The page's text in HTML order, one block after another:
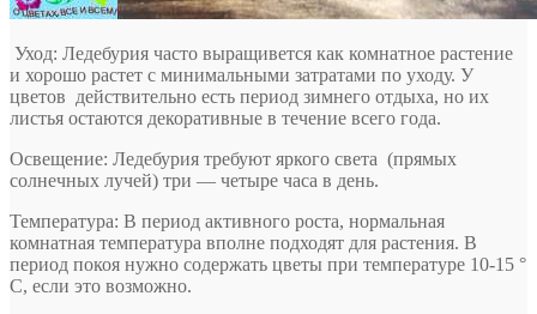
Уход: Ледебурия часто выращивется как комнатное растение
и хорошо растет с минимальными затратами по уходу. У
цветов действительно есть период зимнего отдыха, но их
листья остаются декоративные в течение всего года.
Освещение: Ледебурия требуют яркого света (прямых
солнечных лучей) три — четыре часа в день.
Температура: В период активного роста, нормальная
комнатная температура вполне подходят для растения. В
период покоя нужно содержать цветы при температуре 10-15 °
С, если это возможно.